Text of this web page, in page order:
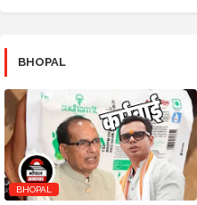
BHOPAL
BHOPAL